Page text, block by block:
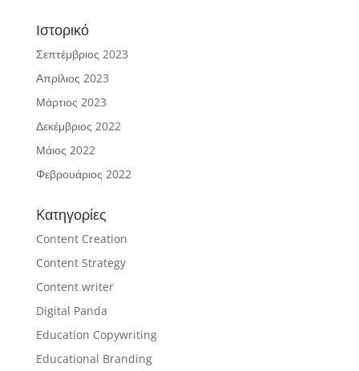
Ιστορικό
Σεπτέμβριος 2023
Απρίλιος 2023
Μάρτιος 2023
Δεκέμβριος 2022
Μάιος 2022
Φεβρουάριος 2022
Kατηγορίες
Content Creation
Content Strategy
Content writer
Digital Panda
Education Copywriting
Educational Branding